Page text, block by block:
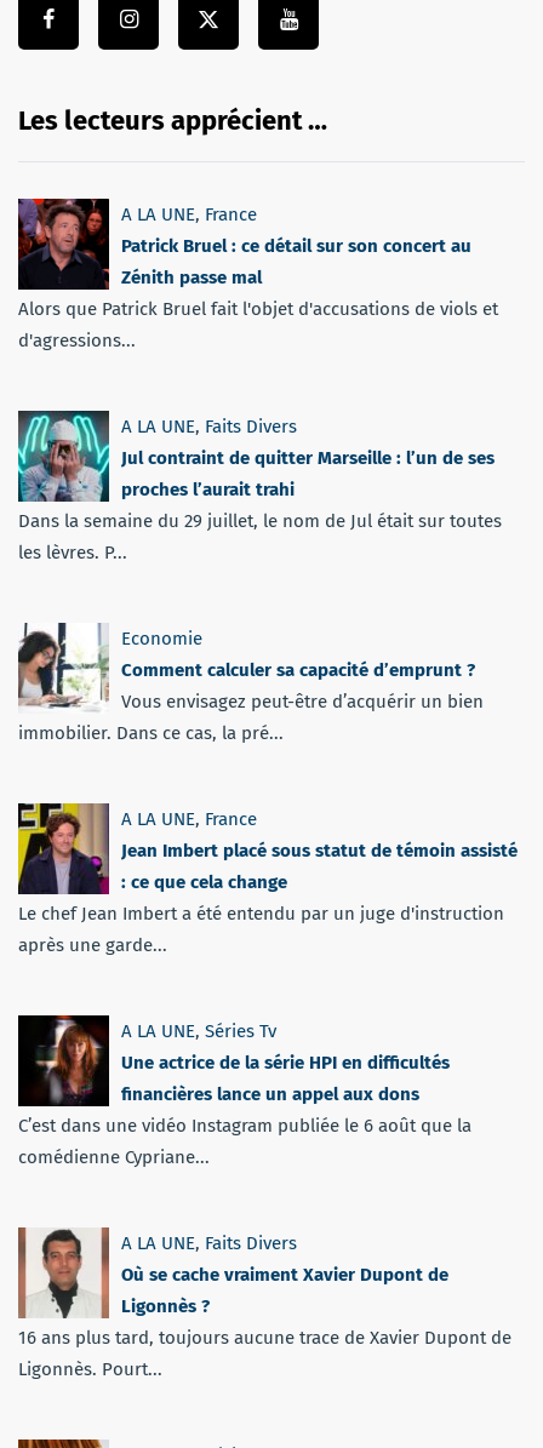
Les lecteurs apprécient …
A LA UNE, France
Patrick Bruel : ce détail sur son concert au
Zénith passe mal
Alors que Patrick Bruel fait l'objet d'accusations de viols et
d'agressions...
A LA UNE, Faits Divers
Jul contraint de quitter Marseille : l’un de ses
proches l’aurait trahi
Dans la semaine du 29 juillet, le nom de Jul était sur toutes
les lèvres. P...
Economie
Comment calculer sa capacité d’emprunt ?
Vous envisagez peut-être d’acquérir un bien
immobilier. Dans ce cas, la pré...
A LA UNE, France
Jean Imbert placé sous statut de témoin assisté
: ce que cela change
Le chef Jean Imbert a été entendu par un juge d'instruction
après une garde...
A LA UNE, Séries Tv
Une actrice de la série HPI en difficultés
financières lance un appel aux dons
C’est dans une vidéo Instagram publiée le 6 août que la
comédienne Cypriane...
A LA UNE, Faits Divers
Où se cache vraiment Xavier Dupont de
Ligonnès ?
16 ans plus tard, toujours aucune trace de Xavier Dupont de
Ligonnès. Pourt...